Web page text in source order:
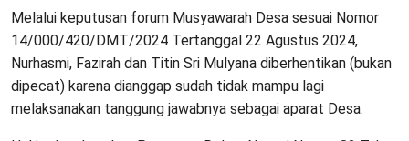
Melalui keputusan forum Musyawarah Desa sesuai Nomor
14/000/420/DMT/2024 Tertanggal 22 Agustus 2024,
Nurhasmi, Fazirah dan Titin Sri Mulyana diberhentikan (bukan
dipecat) karena dianggap sudah tidak mampu lagi
melaksanakan tanggung jawabnya sebagai aparat Desa.